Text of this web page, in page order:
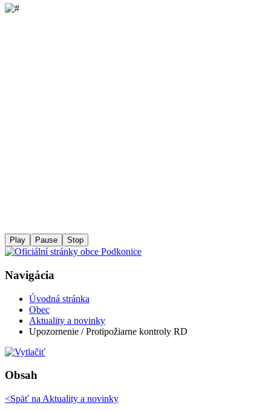
Play Pause Stop
Navigácia
Úvodná stránka
Obec
Aktuality a novinky
Upozornenie / Protipožiarne kontroly RD
Obsah
<Späť na Aktuality a novinky